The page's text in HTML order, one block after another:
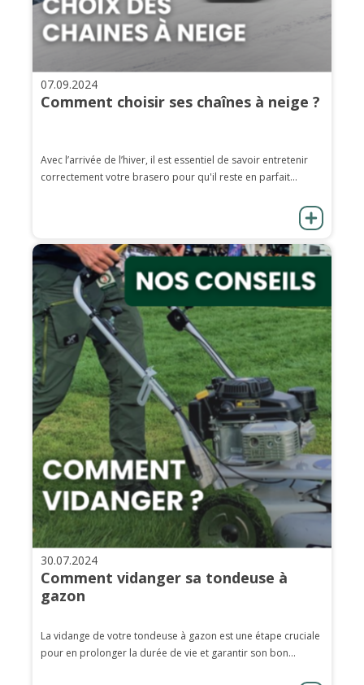
07.09.2024
Comment choisir ses chaînes à neige ?
Avec l’arrivée de l’hiver, il est essentiel de savoir entretenir
correctement votre brasero pour qu'il reste en parfait...
30.07.2024
Comment vidanger sa tondeuse à
gazon
La vidange de votre tondeuse à gazon est une étape cruciale
pour en prolonger la durée de vie et garantir son bon...